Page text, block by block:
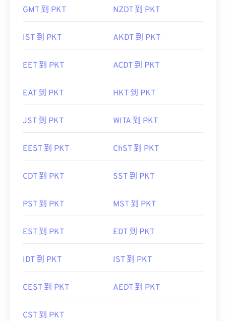
GMT 到 PKT NZDT 到 PKT
IST 到 PKT AKDT 到 PKT
EET 到 PKT ACDT 到 PKT
EAT 到 PKT HKT 到 PKT
JST 到 PKT WITA 到 PKT
EEST 到 PKT ChST 到 PKT
CDT 到 PKT SST 到 PKT
PST 到 PKT MST 到 PKT
EST 到 PKT EDT 到 PKT
IDT 到 PKT IST 到 PKT
CEST 到 PKT AEDT 到 PKT
CST 到 PKT